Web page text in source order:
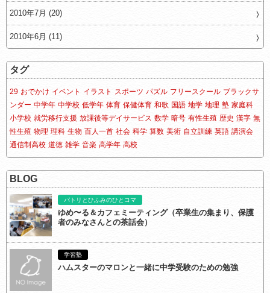
2010年7月 (20)
2010年6月 (11)
タグ
29 おでかけ イベント イラスト スポーツ パズル フリースクール ブラックサ
ンダー 中学年 中学校 低学年 体育 保健体育 和歌 国語 地学 地理 塾 家庭科
小学校 就労移行支援 放課後等デイサービス 数学 暗号 有性生殖 歴史 漢字 無
性生殖 物理 理科 生物 百人一首 社会 科学 算数 美術 自立訓練 英語 講演会
通信制高校 道徳 雑学 音楽 高学年 高校
BLOG
パトリとひふみのひとコマ
ゆめ〜る＆カフェミーティング（卒業生の集まり、保護
者のみなさんとの茶話会）
学習塾
ハムスターのマロンと一緒に中学受験のための勉強